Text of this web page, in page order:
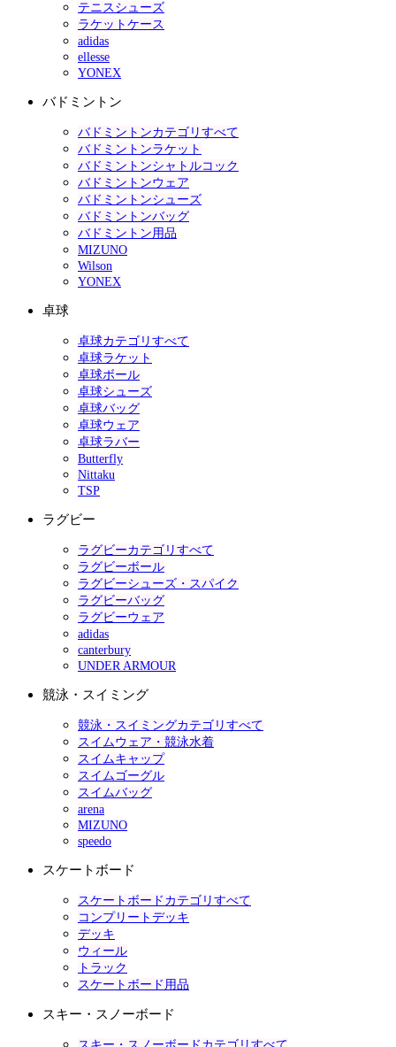
テニスシューズ
ラケットケース
adidas
ellesse
YONEX
バドミントン
バドミントンカテゴリすべて
バドミントンラケット
バドミントンシャトルコック
バドミントンウェア
バドミントンシューズ
バドミントンバッグ
バドミントン用品
MIZUNO
Wilson
YONEX
卓球
卓球カテゴリすべて
卓球ラケット
卓球ボール
卓球シューズ
卓球バッグ
卓球ウェア
卓球ラバー
Butterfly
Nittaku
TSP
ラグビー
ラグビーカテゴリすべて
ラグビーボール
ラグビーシューズ・スパイク
ラグビーバッグ
ラグビーウェア
adidas
canterbury
UNDER ARMOUR
競泳・スイミング
競泳・スイミングカテゴリすべて
スイムウェア・競泳水着
スイムキャップ
スイムゴーグル
スイムバッグ
arena
MIZUNO
speedo
スケートボード
スケートボードカテゴリすべて
コンプリートデッキ
デッキ
ウィール
トラック
スケートボード用品
スキー・スノーボード